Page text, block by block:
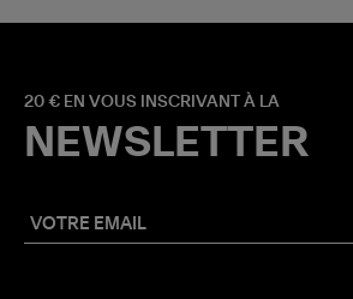
20 € EN VOUS INSCRIVANT À LA
NEWSLETTER